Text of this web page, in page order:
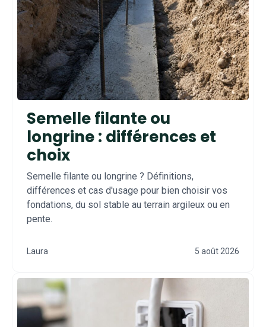
Semelle filante ou
longrine : différences et
choix
Semelle filante ou longrine ? Définitions,
différences et cas d'usage pour bien choisir vos
fondations, du sol stable au terrain argileux ou en
pente.
Laura 5 août 2026